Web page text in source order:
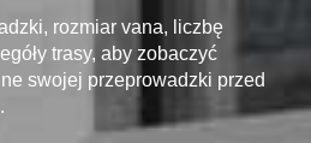
rozmiar vana, liczbę
trasy, aby zobaczyć
swojej przeprowadzki przed